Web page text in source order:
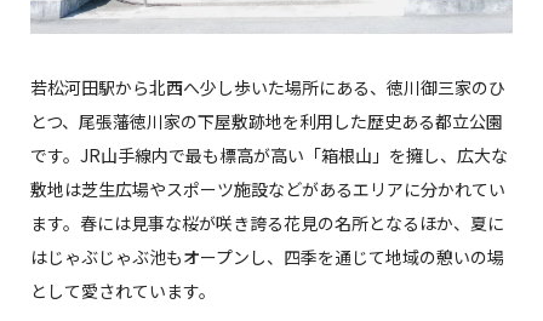
若松河田駅から北西へ少し歩いた場所にある、徳川御三家のひ
とつ、尾張藩徳川家の下屋敷跡地を利用した歴史ある都立公園
です。JR山手線内で最も標高が高い「箱根山」を擁し、広大な
敷地は芝生広場やスポーツ施設などがあるエリアに分かれてい
ます。春には見事な桜が咲き誇る花見の名所となるほか、夏に
はじゃぶじゃぶ池もオープンし、四季を通じて地域の憩いの場
として愛されています。